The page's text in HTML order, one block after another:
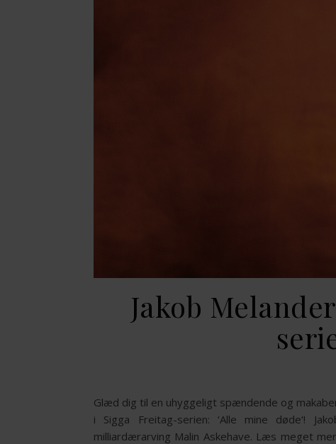
Jakob
Glæd dig til en uhyggeligt spændende og
i Sigga Freitag-serien: ‘Alle mine døde‘!
milliardærarving Malin Askehave. Læs meget